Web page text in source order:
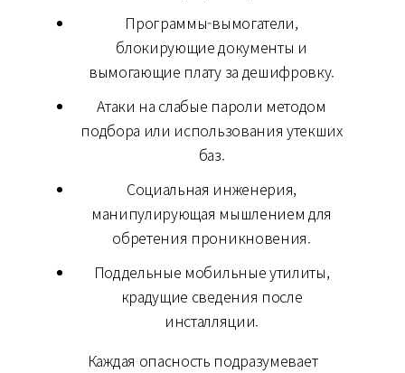
Программы-вымогатели,
блокирующие документы и
вымогающие плату за дешифровку.
Атаки на слабые пароли методом
подбора или использования утекших
баз.
Социальная инженерия,
манипулирующая мышлением для
обретения проникновения.
Поддельные мобильные утилиты,
крадущие сведения после
инсталляции.
Каждая опасность подразумевает